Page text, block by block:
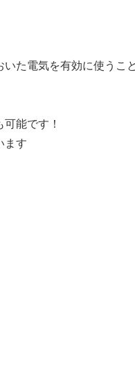
た電気を有効に使うこ
能です！
ます